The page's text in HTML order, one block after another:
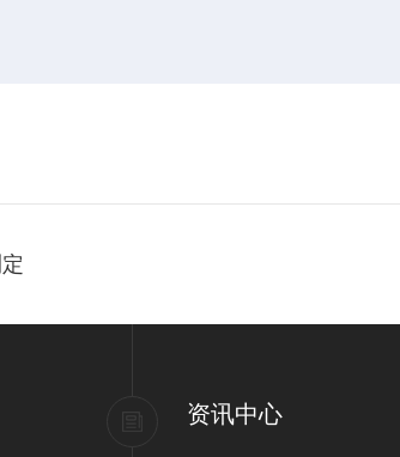
资讯中心